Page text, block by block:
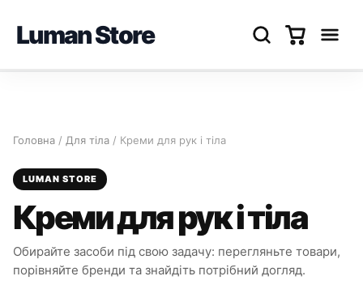
Luman Store
Головна / Для тіла / Креми для рук і тіла
LUMAN STORE
Креми для рук і тіла
Обирайте засоби під свою задачу: перегляньте товари,
порівняйте бренди та знайдіть потрібний догляд.